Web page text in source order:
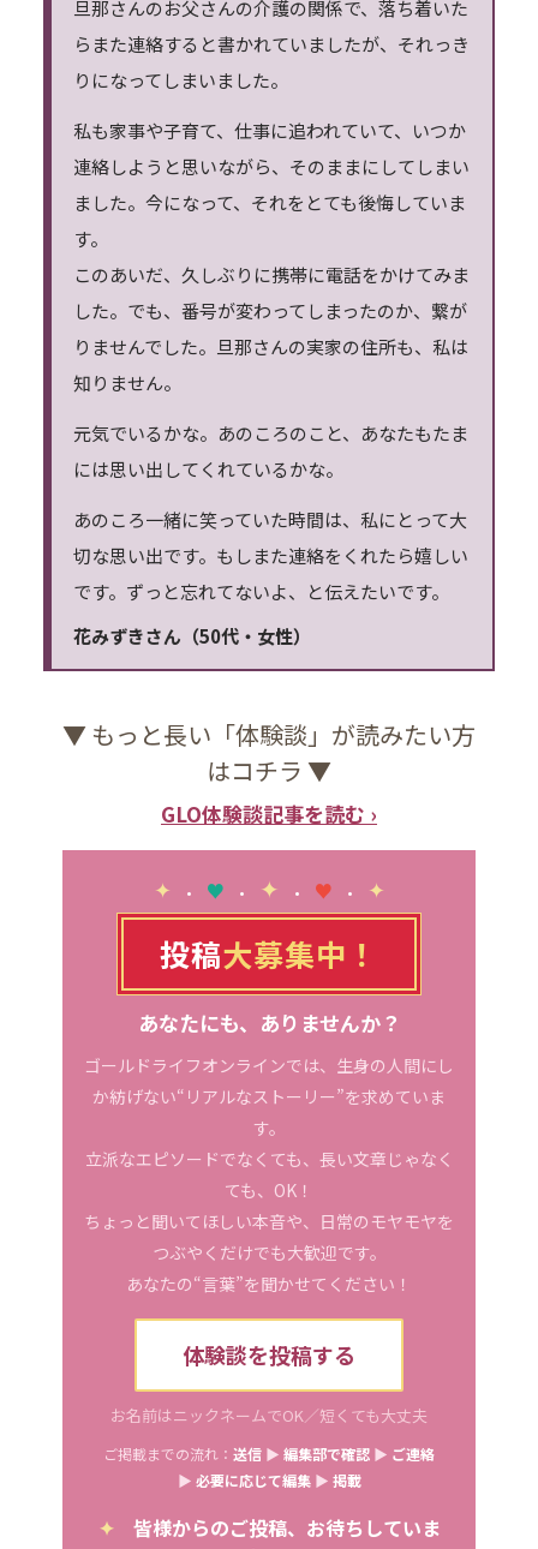
旦那さんのお父さんの介護の関係で、落ち着いた
らまた連絡すると書かれていましたが、それっき
りになってしまいました。
私も家事や子育て、仕事に追われていて、いつか
連絡しようと思いながら、そのままにしてしまい
ました。今になって、それをとても後悔していま
す。
このあいだ、久しぶりに携帯に電話をかけてみま
した。でも、番号が変わってしまったのか、繋が
りませんでした。旦那さんの実家の住所も、私は
知りません。
元気でいるかな。あのころのこと、あなたもたま
には思い出してくれているかな。
あのころ一緒に笑っていた時間は、私にとって大
切な思い出です。もしまた連絡をくれたら嬉しい
です。ずっと忘れてないよ、と伝えたいです。
花みずきさん（50代・女性）
▼ もっと長い「体験談」が読みたい方
はコチラ ▼
GLO体験談記事を読む ›
✦ • ♥ • ✦ • ♥ • ✦
投稿大募集中！
あなたにも、ありませんか？
ゴールドライフオンラインでは、生身の人間にし
か紡げない“リアルなストーリー”を求めていま
す。
立派なエピソードでなくても、長い文章じゃなく
ても、OK！
ちょっと聞いてほしい本音や、日常のモヤモヤを
つぶやくだけでも大歓迎です。
あなたの“言葉”を聞かせてください！
体験談を投稿する
お名前はニックネームでOK／短くても大丈夫
ご掲載までの流れ： 送信 ▶ 編集部で確認 ▶ ご連絡
▶ 必要に応じて編集▶ 掲載
✦皆様からのご投稿、お待ちしていま